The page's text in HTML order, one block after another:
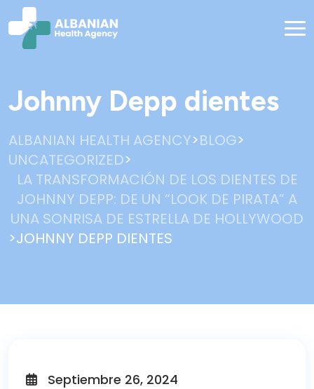
Johnny Depp dientes
ALBANIAN HEALTH AGENCY>BLOG>
UNCATEGORIZED>
LA TRANSFORMACIÓN DE LOS DIENTES DE
JOHNNY DEPP: DE UN “LOOK DE PIRATA” A
UNA SONRISA DE ESTRELLA DE HOLLYWOOD
>JOHNNY DEPP DIENTES
Septiembre 26, 2024